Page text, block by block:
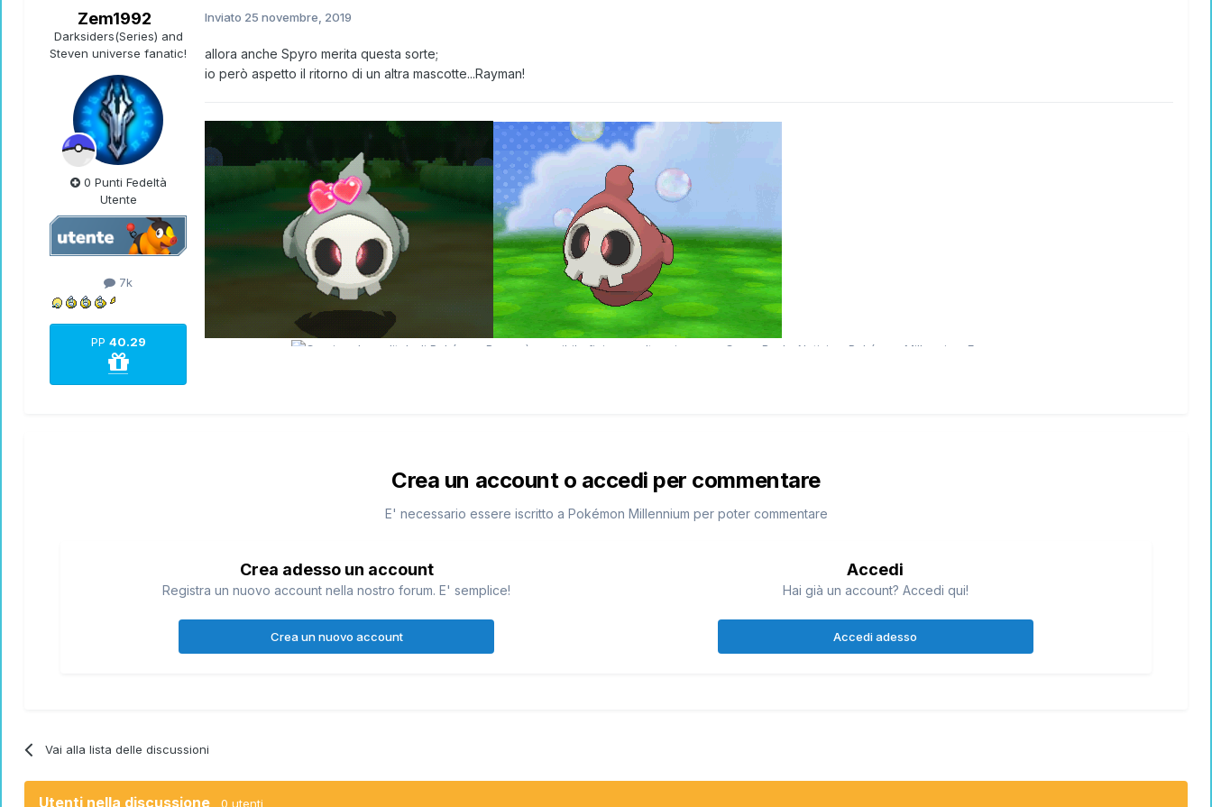
Zem1992
Darksiders(Series) and
Steven universe fanatic!
0 Punti Fedeltà
Utente
7k
PP 40.29
Inviato 25 novembre, 2019
allora anche Spyro merita questa sorte;
io però aspetto il ritorno di un altra mascotte...Rayman!
Crea un account o accedi per commentare
E' necessario essere iscritto a Pokémon Millennium per poter commentare
Crea adesso un account
Registra un nuovo account nella nostro forum. E' semplice!
Crea un nuovo account
Accedi
Hai già un account? Accedi qui!
Accedi adesso
Vai alla lista delle discussioni
Utenti nella discussione 0 utenti